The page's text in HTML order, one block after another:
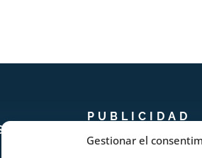
Gestionar el
PUBLICIDAD